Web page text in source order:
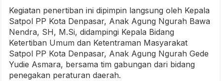
Kegiatan penertiban ini dipimpin langsung oleh Kepala
Satpol PP Kota Denpasar, Anak Agung Ngurah Bawa
Nendra, SH, M.Si, didampingi Kepala Bidang
Ketertiban Umum dan Ketentraman Masyarakat
Satpol PP Kota Denpasar, Anak Agung Ngurah Gede
Yudie Asmara, bersama tim gabungan dari bidang
penegakan peraturan daerah.